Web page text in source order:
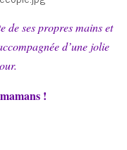
de ses propres mains et
d’une jolie
!